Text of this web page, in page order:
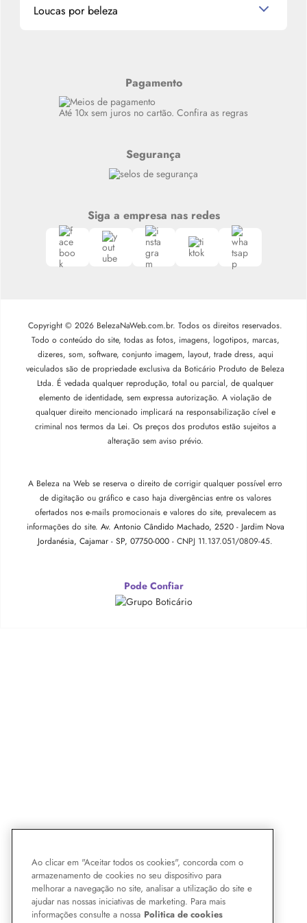
Meus endereços
Loucas por beleza
Siga nosso canal no Whatsapp
Pagamento
Até 10x sem juros no cartão. Confira as regras
Segurança
Siga a empresa nas redes
Copyright © 2026 BelezaNaWeb.com.br. Todos os direitos reservados.
Todo o conteúdo do site, todas as fotos, imagens, logotipos, marcas,
dizeres, som, software, conjunto imagem, layout, trade dress, aqui
veiculados são de propriedade exclusiva da Boticário Produto de Beleza
Ltda. É vedada qualquer reprodução, total ou parcial, de qualquer
elemento de identidade, sem expressa autorização. A violação de
qualquer direito mencionado implicará na responsabilização cível e
criminal nos termos da Lei. Os preços dos produtos estão sujeitos a
alteração sem aviso prévio.
A Beleza na Web se reserva o direito de corrigir qualquer possível erro
de digitação ou gráfico e caso haja divergências entre os valores
ofertados nos e-mails promocionais e valores do site, prevalecem as
informações do site. Av. Antonio Cândido Machado, 2520 - Jardim Nova
Jordanésia, Cajamar - SP, 07750-000 - CNPJ 11.137.051/0809-45.
Pode Confiar
Ao clicar em "Aceitar todos os cookies", concorda com o
armazenamento de cookies no seu dispositivo para
melhorar a navegação no site, analisar a utilização do site e
ajudar nas nossas iniciativas de marketing. Para mais
informações consulte a nossa Politica de cookies